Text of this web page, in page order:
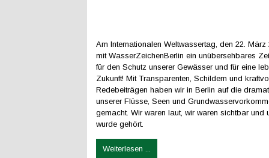
Am Internationalen Weltwassertag, den 22. März
mit WasserZeichenBerlin ein unübersehbares
für den Schutz unserer Gewässer und für eine
Zukunft! Mit Transparenten, Schildern und
Redebeiträgen haben wir in Berlin auf die
unserer Flüsse, Seen und
gemacht. Wir waren laut, wir waren sichtbar und
wurde gehört.
Weiterlesen ...